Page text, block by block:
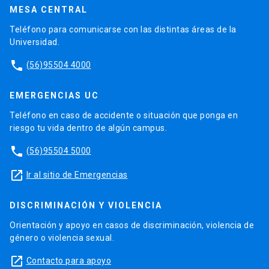
MESA CENTRAL
Teléfono para comunicarse con las distintas áreas de la
Universidad.
phone (56)95504 4000
EMERGENCIAS UC
Teléfono en caso de accidente o situación que ponga en
riesgo tu vida dentro de algún campus.
phone (56)95504 5000
launch Ir al sitio de Emergencias
DISCRIMINACIÓN Y VIOLENCIA
Orientación y apoyo en casos de discriminación, violencia de
género o violencia sexual.
launch Contacto para apoyo